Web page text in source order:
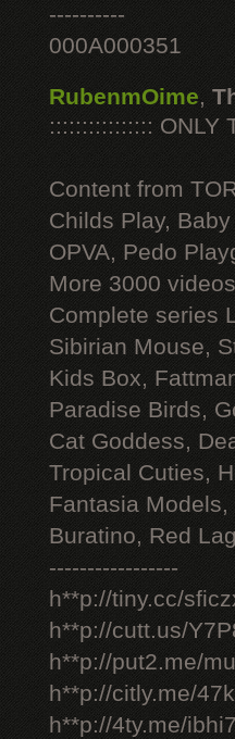
----------
000A000351
RubenmOime,
:::::::::::::::: ONLY
Content from
Childs Play,
OPVA, Pedo
More 3000
Complete series
Sibirian Mouse,
Kids Box,
Paradise Birds,
Cat Goddess,
Tropical Cuties,
Fantasia
Buratino, Red
-----------------
h**p://tiny.cc/
h**p://cutt.us/
h**p://put2.me/
h**p://citly.me/
h**p://4ty.me/